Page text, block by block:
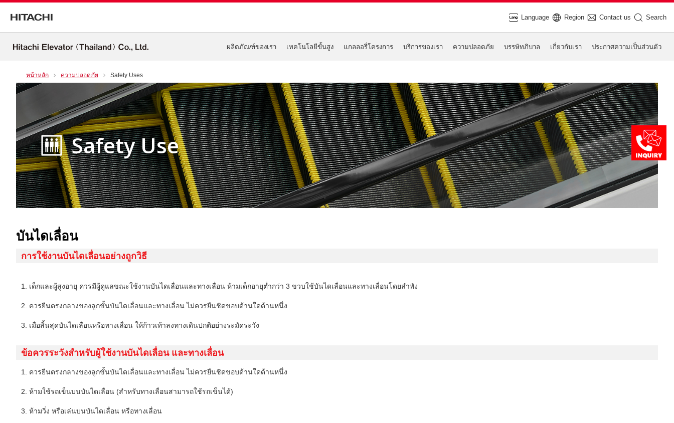
Language Region Contact us Search
ผลิตภัณฑ์ของเรา เทคโนโลยีขั้นสูง แกลลอรี่โครงการ บริการของเรา ความปลอดภัย บรรษัทภิบาล เกี่ยวกับเรา ประกาศความเป็นส่วนตัว
หน้าหลัก ความปลอดภัย Safety Uses
Safety Use
บันไดเลื่อน
การใช้งานบันไดเลื่อนอย่างถูกวิธี
1. เด็กและผู้สูงอายุ ควรมีผู้ดูแลขณะใช้งานบันไดเลื่อนและทางเลื่อน ห้ามเด็กอายุต่ำกว่า 3 ขวบใช้บันไดเลื่อนและทางเลื่อนโดยลำพัง
2. ควรยืนตรงกลางของลูกขั้นบันไดเลื่อนและทางเลื่อน ไม่ควรยืนชิดขอบด้านใดด้านหนึ่ง
3. เมื่อสิ้นสุดบันไดเลื่อนหรือทางเลื่อน ให้ก้าวเท้าลงทางเดินปกติอย่างระมัดระวัง
ข้อควรระวังสำหรับผู้ใช้งานบันไดเลื่อน และทางเลื่อน
1. ควรยืนตรงกลางของลูกขั้นบันไดเลื่อนและทางเลื่อน ไม่ควรยืนชิดขอบด้านใดด้านหนึ่ง
2. ห้ามใช้รถเข็นบนบันไดเลื่อน (สำหรับทางเลื่อนสามารถใช้รถเข็นได้)
3. ห้ามวิ่ง หรือเล่นบนบันไดเลื่อน หรือทางเลื่อน